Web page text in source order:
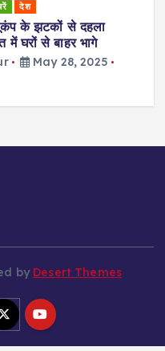
देश
के झटकों से दहला
में घरों से बाहर भागे
May 28, 2025
by Desert Themes